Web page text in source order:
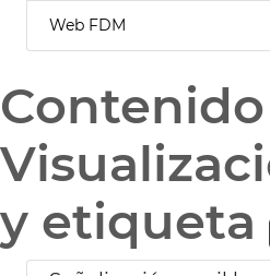
Web FDM
y etiqueta